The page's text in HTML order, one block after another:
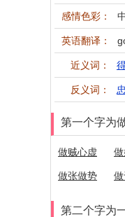
感情色彩：
英语翻译：
近义词：
反义词：
第一个字为
做贼心虚
做张做势
第二个字为